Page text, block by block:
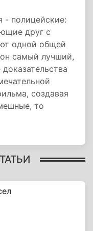
- полицейские:
друг с
одной общей
самый лучший,
создавая
то